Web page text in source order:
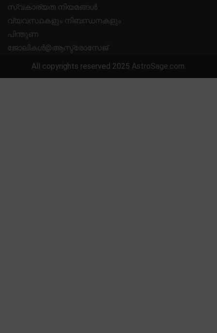
സ്വകാര്യത നിയമങ്ങൾ
വ്യവസ്ഥകളും നിബന്ധനകളും
പിന്തുണ
ജോലികൾ@ആസ്ട്രോസേജ്
All copyrights reserved 2025 AstroSage.com.